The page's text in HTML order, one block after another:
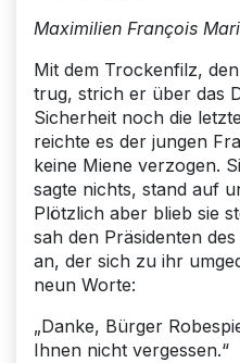
Maximilien François
Mit dem Trockenfilz,
trug, strich er über das
Sicherheit noch die
reichte es der jungen
keine Miene verzogen.
sagte nichts, stand auf
Plötzlich aber blieb sie
sah den Präsidenten
an, der sich zu ihr
neun Worte:
„Danke, Bürger
Ihnen nicht vergessen.“